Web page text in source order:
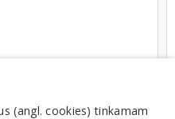
(angl. cookies) tinkamam